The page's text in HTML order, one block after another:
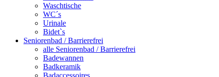
Waschtische
WC´s
Urinale
Bidet`s
Seniorenbad / Barrierefrei
alle Seniorenbad / Barrierefrei
Badewannen
Badkeramik
Badaccessoires